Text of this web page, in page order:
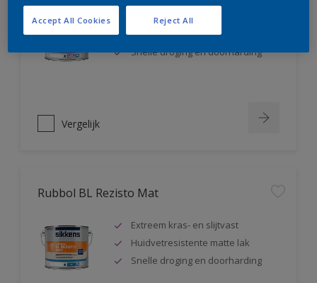
Extreem kras- en slijtvast
Huidvetresistente zijdeglanslak
Snelle droging en doorharding
Vergelijk
Rubbol BL Rezisto Mat
Extreem kras- en slijtvast
Huidvetresistente matte lak
Snelle droging en doorharding
Reject All
Accept All Cookies